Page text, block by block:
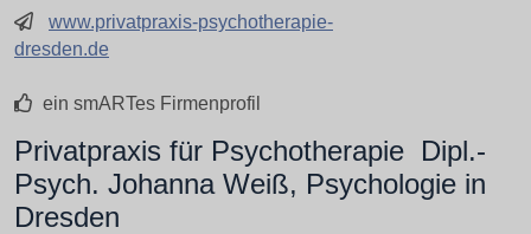
www.privatpraxis-psychotherapie-
dresden.de
ein smARTes Firmenprofil
Privatpraxis für Psychotherapie  Dipl.-
Psych. Johanna Weiß, Psychologie in
Dresden